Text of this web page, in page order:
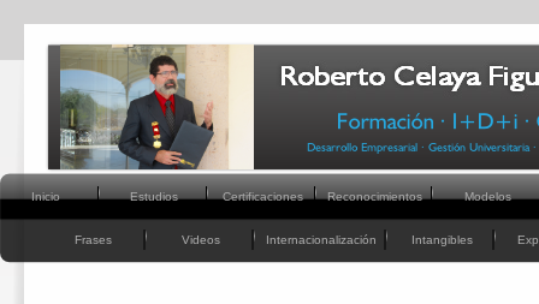
Inicio Estudios Certificaciones Reconocimientos Modelos
Frases Videos Internacionalización Intangibles